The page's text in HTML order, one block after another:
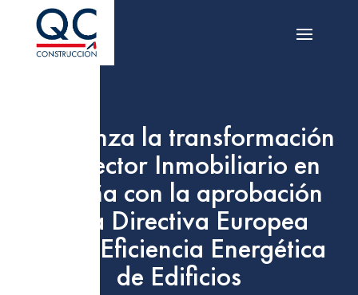
Comienza la transformación
del Sector Inmobiliario en
España con la aprobación
de la Directiva Europea
sobre Eficiencia Energética
de Edificios